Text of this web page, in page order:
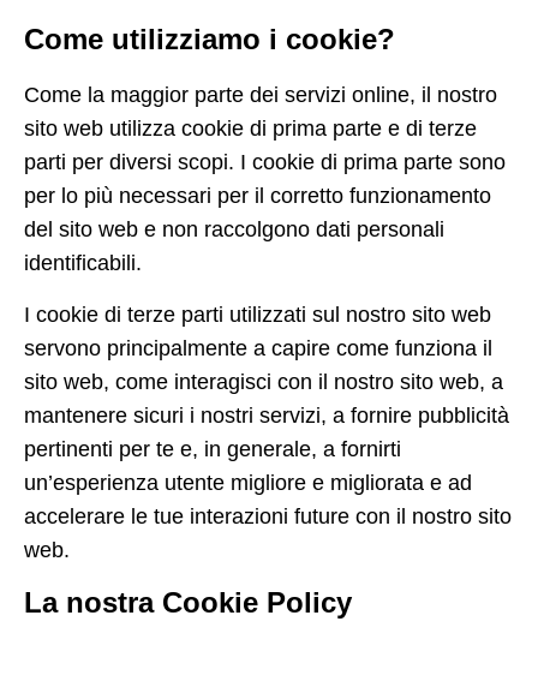
Come utilizziamo i cookie?
Come la maggior parte dei servizi online, il nostro
sito web utilizza cookie di prima parte e di terze
parti per diversi scopi. I cookie di prima parte sono
per lo più necessari per il corretto funzionamento
del sito web e non raccolgono dati personali
identificabili.
I cookie di terze parti utilizzati sul nostro sito web
servono principalmente a capire come funziona il
sito web, come interagisci con il nostro sito web, a
mantenere sicuri i nostri servizi, a fornire pubblicità
pertinenti per te e, in generale, a fornirti
un’esperienza utente migliore e migliorata e ad
accelerare le tue interazioni future con il nostro sito
web.
La nostra Cookie Policy